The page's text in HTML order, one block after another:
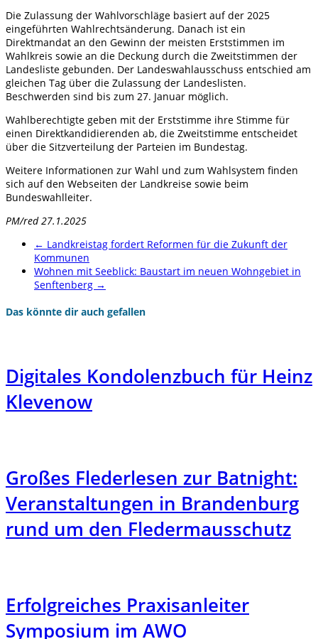
Die Zulassung der Wahlvorschläge basiert auf der 2025
eingeführten Wahlrechtsänderung. Danach ist ein
Direktmandat an den Gewinn der meisten Erststimmen im
Wahlkreis sowie an die Deckung durch die Zweitstimmen der
Landesliste gebunden. Der Landeswahlausschuss entschied am
gleichen Tag über die Zulassung der Landeslisten.
Beschwerden sind bis zum 27. Januar möglich.
Wahlberechtigte geben mit der Erststimme ihre Stimme für
einen Direktkandidierenden ab, die Zweitstimme entscheidet
über die Sitzverteilung der Parteien im Bundestag.
Weitere Informationen zur Wahl und zum Wahlsystem finden
sich auf den Webseiten der Landkreise sowie beim
Bundeswahlleiter.
PM/red 27.1.2025
← Landkreistag fordert Reformen für die Zukunft der
Kommunen
Wohnen mit Seeblick: Baustart im neuen Wohngebiet in
Senftenberg →
Das könnte dir auch gefallen
Digitales Kondolenzbuch für Heinz
Klevenow
Großes Flederlesen zur Batnight:
Veranstaltungen in Brandenburg
rund um den Fledermausschutz
Erfolgreiches Praxisanleiter
Symposium im AWO